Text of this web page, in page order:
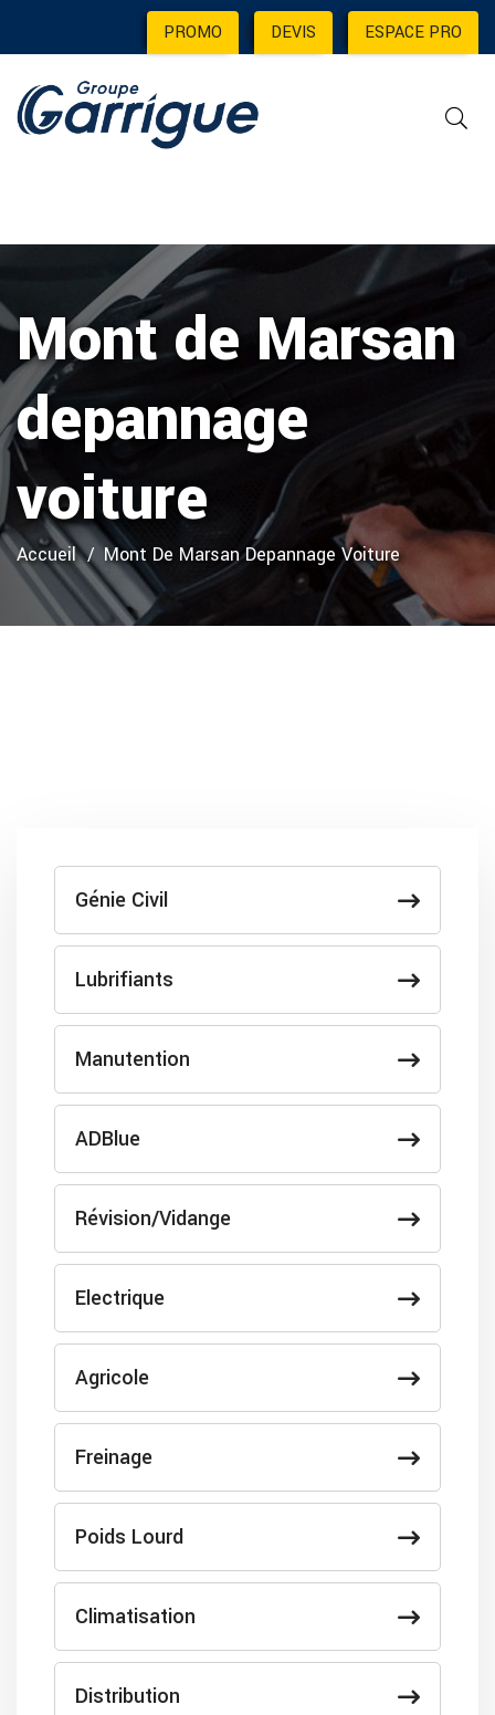
PROMO | DEVIS | ESPACE PRO
Mont de Marsan
depannage
voiture
Accueil Mont De Marsan Depannage Voiture
Génie Civil
Lubrifiants
Manutention
ADBlue
Révision/Vidange
Electrique
Agricole
Freinage
Poids Lourd
Climatisation
Distribution